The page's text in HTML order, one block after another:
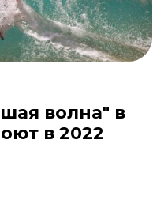
волна" в
в 2022